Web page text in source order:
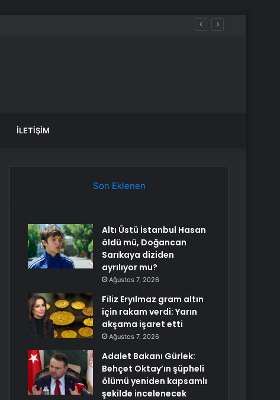
İLETIŞIM
Son Eklenen
Altı Üstü İstanbul Hasan
öldü mü, Doğancan
Sarıkaya diziden
ayrılıyor mu?
Ağustos 7, 2026
Filiz Eryılmaz gram altın
için rakam verdi: Yarın
akşama işaret etti
Ağustos 7, 2026
Adalet Bakanı Gürlek:
Behçet Oktay’ın şüpheli
ölümü yeniden kapsamlı
şekilde incelenecek